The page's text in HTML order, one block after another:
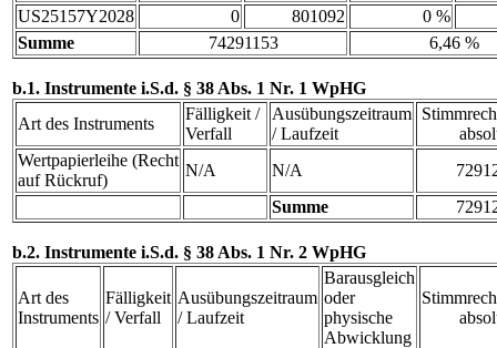
US25157Y2028
0 801092
0 %
Summe
74291153 6,46 %
b.1. Instrumente i.S.d. § 38 Abs. 1 Nr. 1 WpHG
Art des Instruments
Fälligkeit /
Verfall
Ausübungszeitraum
/ Laufzeit
Wertpapierleihe (Recht
auf Rückruf)
N/A N/A
Summe
b.2. Instrumente i.S.d. § 38 Abs. 1 Nr. 2 WpHG
Art des
Instruments
Fälligkeit
/ Verfall
Ausübungszeitraum
/ Laufzeit
Barausgleich
oder
physische
Abwicklung